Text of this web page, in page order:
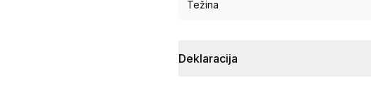
Težina
Deklaracija